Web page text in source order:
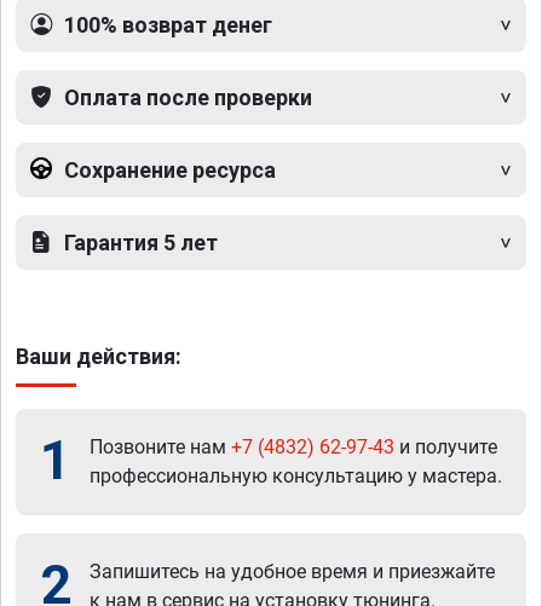
100% возврат денег
Оплата после проверки
Сохранение ресурса
Гарантия 5 лет
Ваши действия:
1 Позвоните нам +7 (4832) 62-97-43 и получите
профессиональную консультацию у мастера.
2
Запишитесь на удобное время и приезжайте
к нам в сервис на установку тюнинга.